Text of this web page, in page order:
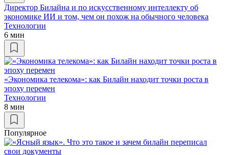
Директор Билайна и по искусственному интеллекту об
экономике ИИ и том, чем он похож на обычного человека
Технологии
6 мин
«Экономика телекома»: как Билайн находит точки роста в
эпоху перемен
Технологии
8 мин
Популярное